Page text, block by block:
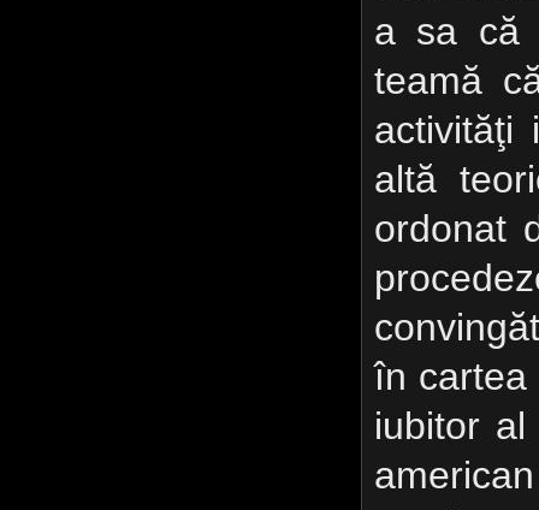
a sa că
teamă
activităţi
altă
ordonat
în cartea
iubitor